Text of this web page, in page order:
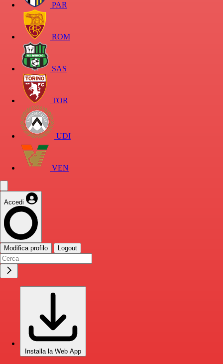
PAR
ROM
SAS
TOR
UDI
VEN
Accedi
Modifica profilo Logout
Installa la Web App